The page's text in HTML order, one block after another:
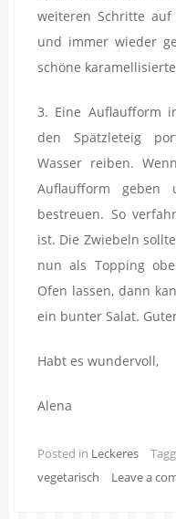
weiteren Schritte
und immer wieder
schöne
3. Eine Auflaufform
den Spätzleteig
Wasser reiben.
Auflaufform
bestreuen. So
ist. Die Zwiebeln
nun als Topping
Ofen lassen, dann
ein bunter Salat.
Habt es wundervoll,
Alena
Posted in Leckeres
vegetarisch
Leave a